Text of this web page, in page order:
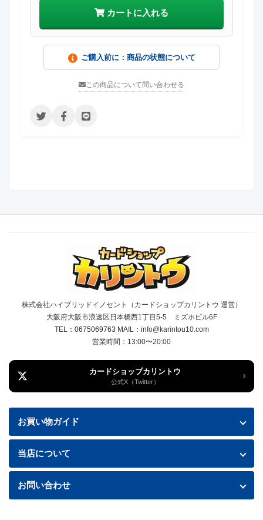
カートに入れる
ご購入前に：商品の状態について
この商品について問い合わせる
株式会社ハイブリッドイノセント（カードショップカリントウ 運営）
大阪府大阪市浪速区日本橋西1丁目5-5 ミズホビル6F
TEL： 0675069763 MAIL：info@karintou10.com
営業時間：13:00〜20:00
カードショップカリントウ
公式X（Twitter） ›
お買い物ガイド
お買い物ガイド
送料・配送について
お支払い方法
当店について
特定商取引法に基づく表記
お問い合わせ